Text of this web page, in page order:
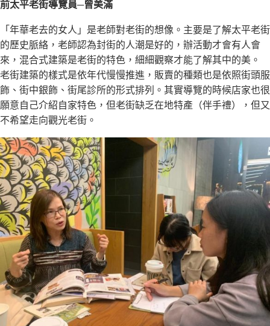
前太平老街導覽員─曾美滿
「年華老去的女人」是老師對老街的想像。主要是了解太平老街
的歷史脈絡，老師認為封街的人潮是好的，辦活動才會有人會
來，混合式建築是老街的特色，細細觀察才能了解其中的美。
老街建築的樣式是依年代慢慢推進，販賣的種類也是依照街頭服
飾、街中銀飾、街尾診所的形式排列。其實導覽的時候店家也很
願意自己介紹自家特色，但老街缺乏在地特產（伴手禮），但又
不希望走向觀光老街。